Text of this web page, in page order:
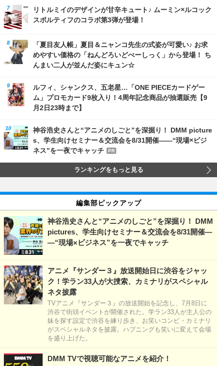
リトルミイのデザインが甘辛キュート♪ ムーミン×ルコック
スポルティフのコラボ第3弾が登場！
「夏目友人帳」夏目＆ニャンコ先生の式姿が可愛い♪ お求
めやすい価格の「ねんどろいどべーしっく」から登場！ ち
んまい二人が並んだ姿にキュン☆
ルフィ、シャンクス、五老星…「ONE PIECEカードゲー
ム」プロモカード9枚入り！4周年記念商品が抽選販売【9
月2日23時まで】
神谷浩史さんと“アニメのしごと”を深掘り！ DMM picture
s、学生向けセミナー＆交流会を8/31開催――“現場×ビジ
ネス”を一夜でキャッチ
PR
ランキングをもっと見る
編集部ピックアップ
神谷浩史さんと“アニメのしごと”を深掘り！ DMM
pictures、学生向けセミナー＆交流会を8/31開催―
―“現場×ビジネス”を一夜でキャッチ
アニメ『サンダー３』放送開始日に渋谷をジャッ
ク！学ラン33人が大捜索、カミナリがスペシャル
ネタ披露
TVアニメ『サンダー３』の放送開始を記念し、7月8日に
渋谷で街頭イベントが開催された。学ラン33人が主人公の
妹を探す設定で渋谷を練り歩き、お笑いコンビ・カミナリ
がスペシャルネタを披露。ハプニングも笑いに変えて会場
を盛り上げた。
DMM TVで視聴可能なアニメを紹介！